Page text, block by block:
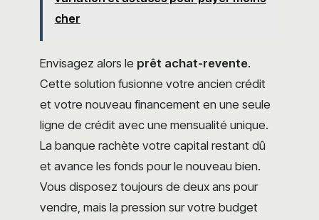
cher
Envisagez alors le prêt achat-revente.
Cette solution fusionne votre ancien crédit
et votre nouveau financement en une seule
ligne de crédit avec une mensualité unique.
La banque rachète votre capital restant dû
et avance les fonds pour le nouveau bien.
Vous disposez toujours de deux ans pour
vendre, mais la pression sur votre budget